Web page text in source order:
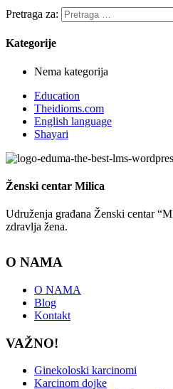
Pretraga za:
Kategorije
Nema kategorija
Education
Theidioms.com
English language
Shayari
Ženski centar Milica
Udruženja građana Ženski centar
zdravlja žena.
O NAMA
O NAMA
Blog
Kontakt
VAŽNO!
Ginekoloski karcinomi
Karcinom dojke